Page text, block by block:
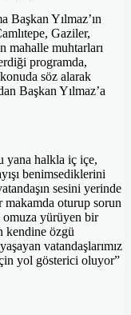
Başkan Yılmaz’ın
Gaziler,
mahalle muhtarları
programda,
söz alarak
Başkan Yılmaz’a
yana halkla iç içe,
benimsediklerini
sesini yerinde
oturup sorun
omuza yürüyen bir
kendine özgü
vatandaşlarımız
yol gösterici oluyor”